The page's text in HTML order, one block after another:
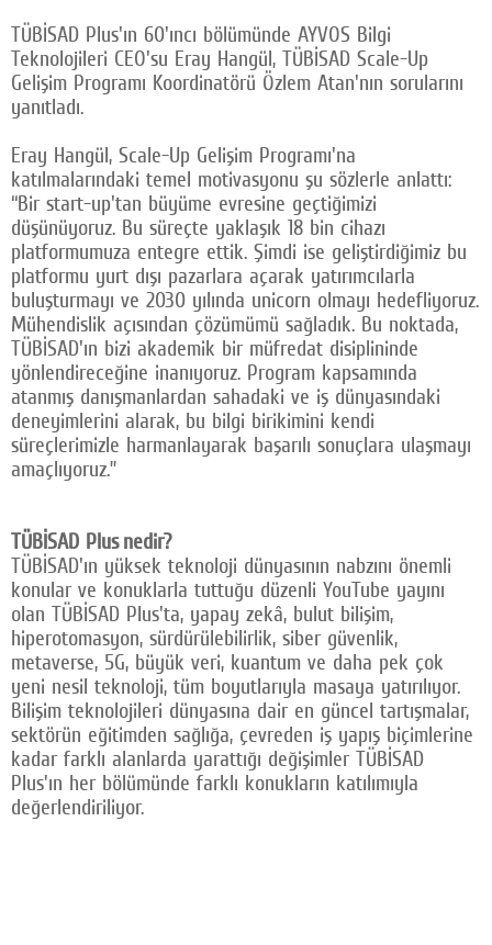
© 2026 TÜM HAKLARI SAKLIDIR
TÜBİSAD Plus'ın 60'ıncı bölümünde AYVOS Bilgi
Teknolojileri CEO'su Eray Hangül, TÜBİSAD Scale-Up
Gelişim Programı Koordinatörü Özlem Atan'nın sorularını
yanıtladı.
Eray Hangül, Scale-Up Gelişim Programı'na
katılmalarındaki temel motivasyonu şu sözlerle anlattı:
“Bir start-up'tan büyüme evresine geçtiğimizi
düşünüyoruz. Bu süreçte yaklaşık 18 bin cihazı
platformumuza entegre ettik. Şimdi ise geliştirdiğimiz bu
platformu yurt dışı pazarlara açarak yatırımcılarla
buluşturmayı ve 2030 yılında unicorn olmayı hedefliyoruz.
Mühendislik açısından çözümümü sağladık. Bu noktada,
TÜBİSAD'ın bizi akademik bir müfredat disiplininde
yönlendireceğine inanıyoruz. Program kapsamında
atanmış danışmanlardan sahadaki ve iş dünyasındaki
deneyimlerini alarak, bu bilgi birikimini kendi
süreçlerimizle harmanlayarak başarılı sonuçlara ulaşmayı
amaçlıyoruz.”
TÜBİSAD Plus nedir?
TÜBİSAD'ın yüksek teknoloji dünyasının nabzını önemli
konular ve konuklarla tuttuğu düzenli YouTube yayını
olan TÜBİSAD Plus'ta, yapay zekâ, bulut bilişim,
hiperotomasyon, sürdürülebilirlik, siber güvenlik,
metaverse, 5G, büyük veri, kuantum ve daha pek çok
yeni nesil teknoloji, tüm boyutlarıyla masaya yatırılıyor.
Bilişim teknolojileri dünyasına dair en güncel tartışmalar,
sektörün eğitimden sağlığa, çevreden iş yapış biçimlerine
kadar farklı alanlarda yarattığı değişimler TÜBİSAD
Plus'ın her bölümünde farklı konukların katılımıyla
değerlendiriliyor.